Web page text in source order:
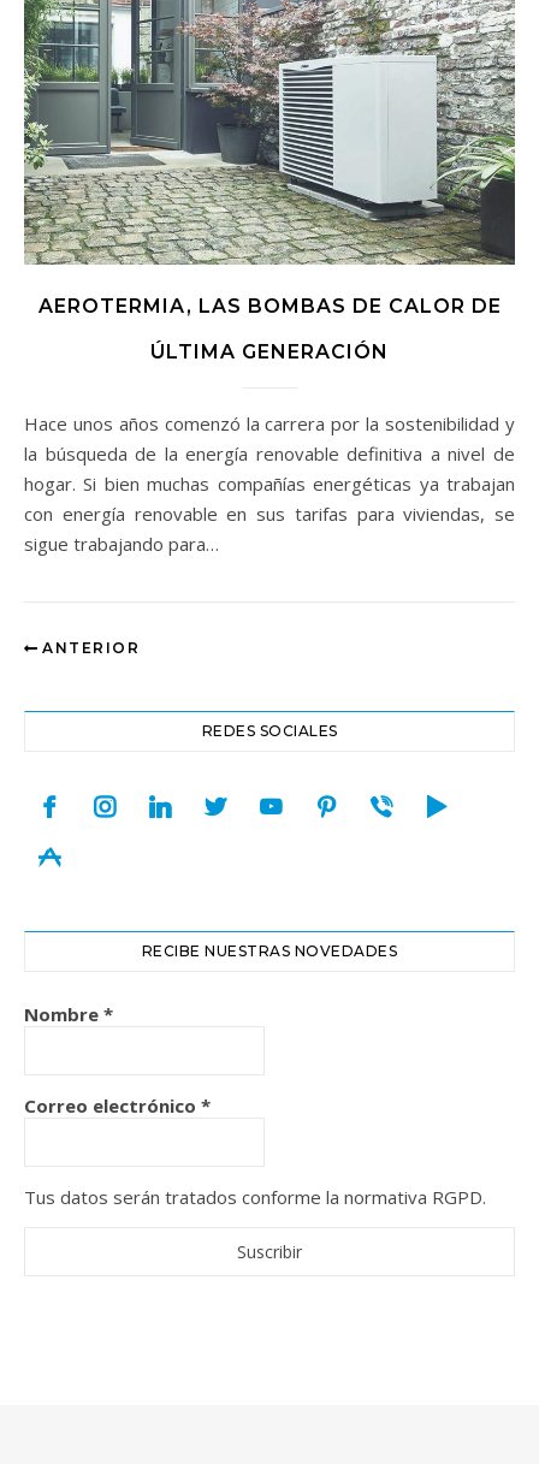
AEROTERMIA, LAS BOMBAS DE CALOR DE
ÚLTIMA GENERACIÓN
Hace unos años comenzó la carrera por la sostenibilidad y
la búsqueda de la energía renovable definitiva a nivel de
hogar. Si bien muchas compañías energéticas ya trabajan
con energía renovable en sus tarifas para viviendas, se
sigue trabajando para…
ANTERIOR
REDES SOCIALES
facebookinstagramlinkedintwitteryoutubepinterest
viber play
appstore
RECIBE NUESTRAS NOVEDADES
Nombre *
Correo electrónico *
Tus datos serán tratados conforme la normativa RGPD.